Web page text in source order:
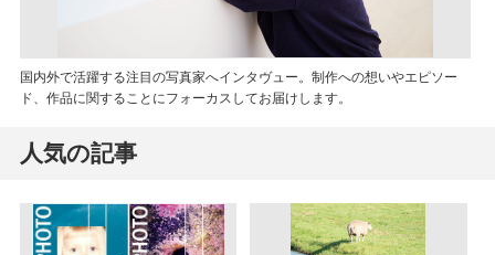
国内外で活躍する注目の写真家へインタヴュー。制作への想いやエピソー
ド、作品に関することにフォーカスしてお届けします。
人気の記事